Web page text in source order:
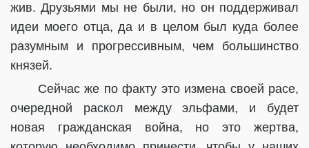
жив. Друзьями мы не были, но он поддерживал
идеи моего отца, да и в целом был куда более
разумным и прогрессивным, чем большинство
князей.
Сейчас же по факту это измена своей расе,
очередной раскол между эльфами, и будет
новая гражданская война, но это жертва,